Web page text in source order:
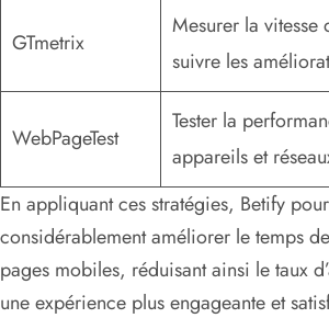
GTmetrix
Mesurer la vitesse
suivre les
WebPageTest
Tester la
appareils et
En appliquant ces stratégies, Betify
considérablement améliorer le temps
pages mobiles, réduisant ainsi le taux
une expérience plus engageante et